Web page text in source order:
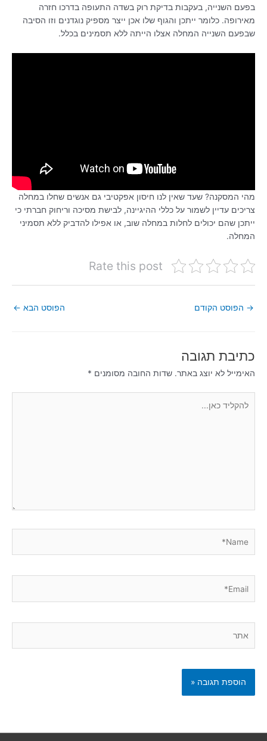
בפעם השנייה, בעקבות בדיקת רוק בשדה התעופה בדרכו חזרה
מאירופה. כלומר ייתכן והגוף שלו אכן ייצר מספיק נוגדנים וזו הסיבה
שבפעם השנייה המחלה אצלו הייתה ללא תסמינים בכלל.
מהי המסקנה? שעד שאין לנו חיסון אפקטיבי גם אנשים שחלו במחלה
צריכים עדיין לשמור על כללי ההיגיינה, לבישת מסיכה וריחוק חברתי כי
ייתכן שהם יכולים לחלות במחלה שוב, או אפילו להדביק ללא תסמיני
המחלה.
Rate this post
→ הפוסט הקודם הפוסט הבא ←
כתיבת תגובה
האימייל לא יוצג באתר. שדות החובה מסומנים *
כאן...